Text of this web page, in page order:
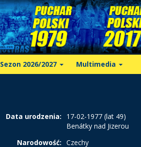
Sezon 2026/2027 Multimedia
Data urodzenia:
17-02-1977 (lat 49)
Benátky nad Jizerou
Narodowość: Czechy